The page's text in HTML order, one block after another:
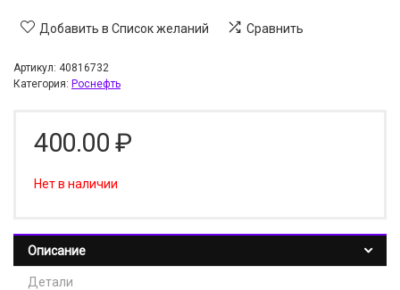
Добавить в Список желаний Сравнить
Артикул: 40816732
Категория: Роснефть
400.00 ₽
Нет в наличии
Описание
Детали